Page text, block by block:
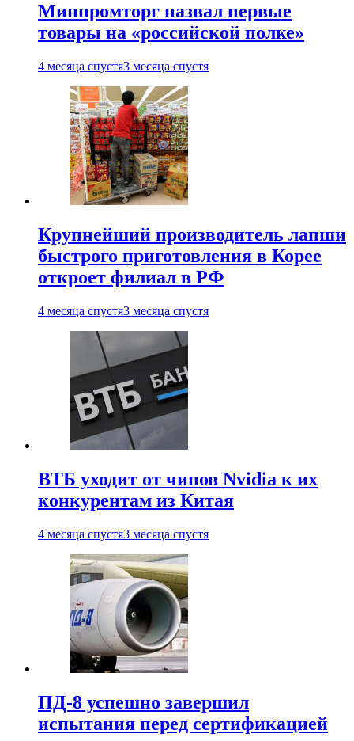
Минпромторг назвал первые
товары на «российской полке»
4 месяца спустя3 месяца спустя
Крупнейший производитель лапши
быстрого приготовления в Корее
откроет филиал в РФ
4 месяца спустя3 месяца спустя
ВТБ уходит от чипов Nvidia к их
конкурентам из Китая
4 месяца спустя3 месяца спустя
ПД-8 успешно завершил
испытания перед сертификацией